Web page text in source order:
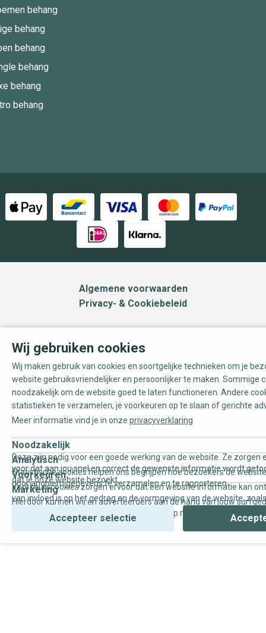
behang
behang
behang
behang
behang
behang
Algemene voorwaarden
Privacy- & Cookiebeleid
Wij gebruiken cookies
Wij maken gebruik van cookies en soortgelijke technieken om je
website gebruiksvriendelijker en persoonlijker te maken. Sommige
noodzakelijk om de website goed te laten functioneren. Andere
statistieken te verzamelen, je voorkeuren op te slaan of gerichte
Meer informatie vind je in onze privacyverklaring
Noodzakelijk
Deze zijn nodig voor een goede werking van de website. Ze zorgen
voor dat aan jou snel en correct de gewenste informatie wordt
dat je onze website bezoekt.
Analytisch
Statistische cookies helpen ons begrijpen hoe bezoekers de
door anoniem gegevens te verzamelen en te rapporteren.
Voorkeuren
Voorkeurscookies zorgen ervoor dat een website informatie kan
van invloed is op het gedrag en de vormgeving van de website,
Marketing
Hierdoor kunnen wij en adverteerders aan de hand van jouw
gepersonaliseerde online advertenties en op maat gemaakte
Accepteer selectie